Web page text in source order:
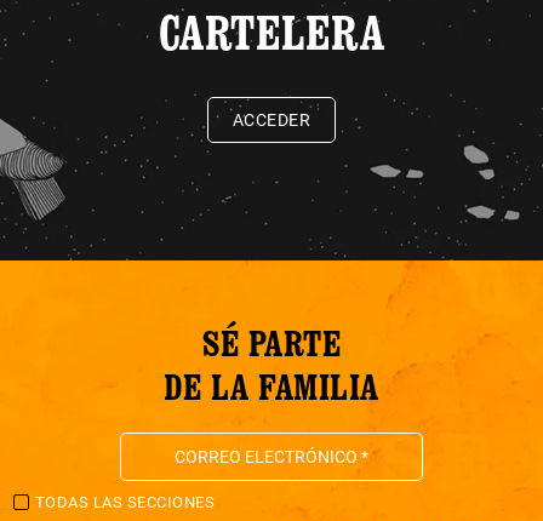
CARTELERA
ACCEDER
SÉ PARTE
DE LA FAMILIA
TODAS LAS SECCIONES